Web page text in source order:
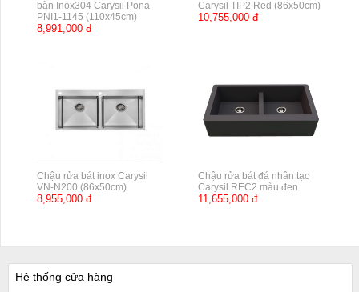
bàn Inox304 Carysil Pona
PNI1-1145 (110x45cm)
8,991,000 đ
Carysil TIP2 Red (86x50cm)
10,755,000 đ
Chậu rửa bát inox Carysil
VN-N200 (86x50cm)
8,955,000 đ
Chậu rửa bát đá nhân tạo
Carysil REC2 màu đen
11,655,000 đ
Hệ thống cửa hàng